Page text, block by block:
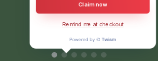
Claim now
Remind me at checkout